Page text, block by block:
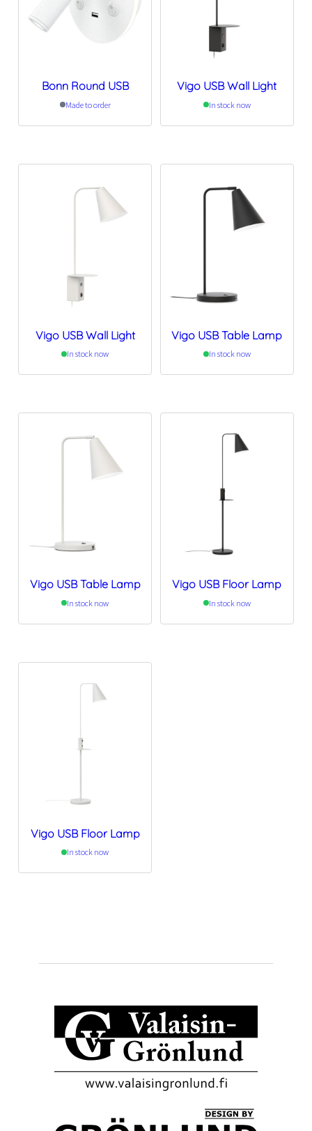
Bonn Round USB
Made to order
Vigo USB Wall Light
In stock now
Vigo USB Wall Light
In stock now
Vigo USB Table Lamp
In stock now
Vigo USB Table Lamp
In stock now
Vigo USB Floor Lamp
In stock now
Vigo USB Floor Lamp
In stock now